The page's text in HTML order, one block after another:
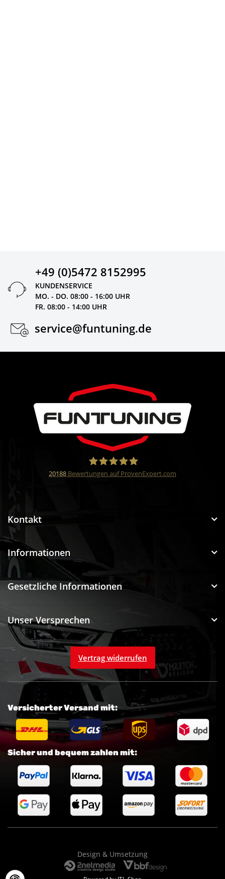
+49 (0)5472 8152995
KUNDENSERVICE
MO. - DO. 08:00 - 16:00 UHR
FR. 08:00 - 14:00 UHR
service@funtuning.de
20188 Bewertungen auf ProvenExpert.com
Kontakt
Informationen
Gesetzliche Informationen
Unser Versprechen
Vertrag widerrufen
Sicher und bequem zahlen mit:
Versicherter Versand mit:
Design & Umsetzung